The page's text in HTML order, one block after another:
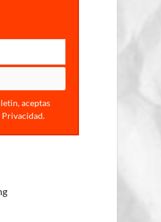
aceptas